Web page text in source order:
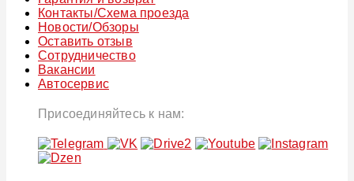
Контакты/Схема проезда
Новости/Обзоры
Оставить отзыв
Сотрудничество
Вакансии
Автосервис
Присоединяйтесь к нам: